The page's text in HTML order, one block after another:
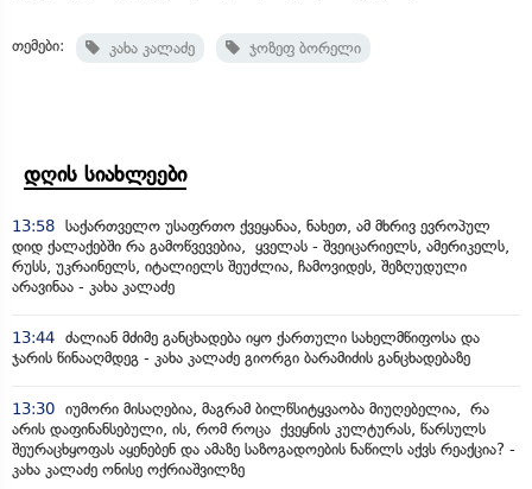
თემები: კახა კალაძე ჯოზეფ ბორელი
დღის სიახლეები
13:58 საქართველო უსაფრთო ქვეყანაა, ნახეთ, ამ მხრივ ევროპულ
დიდ ქალაქებში რა გამოწვევებია, ყველას - შვეიცარიელს, ამერიკელს,
რუსს, უკრაინელს, იტალიელს შეუძლია, ჩამოვიდეს, შეზღუდული
არავინაა - კახა კალაძე
13:44 ძალიან მძიმე განცხადება იყო ქართული სახელმწიფოსა და
ჯარის წინააღმდეგ - კახა კალაძე გიორგი ბარამიძის განცხადებაზე
13:30 იუმორი მისაღებია, მაგრამ ბილწსიტყვაობა მიუღებელია, რა
არის დაფინანსებული, ის, რომ როცა ქვეყნის კულტურას, წარსულს
შეურაცხყოფას აყენებენ და ამაზე საზოგადოების ნაწილს აქვს რეაქცია? -
კახა კალაძე ონისე ოქრიაშვილზე